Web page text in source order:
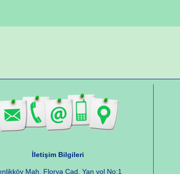
İletişim Bilgileri
Mah. Florya Cad. Yan yol No:1